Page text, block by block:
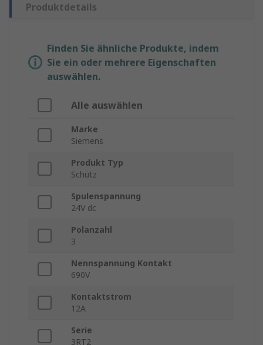
Produktdetails
Finden Sie ähnliche Produkte, indem
Sie ein oder mehrere Eigenschaften
auswählen.
Alle auswählen
Marke
Siemens
Produkt Typ
Schütz
Spulenspannung
24V dc
Polanzahl
3
Nennspannung Kontakt
690V
Kontaktstrom
12A
Serie
3RT2